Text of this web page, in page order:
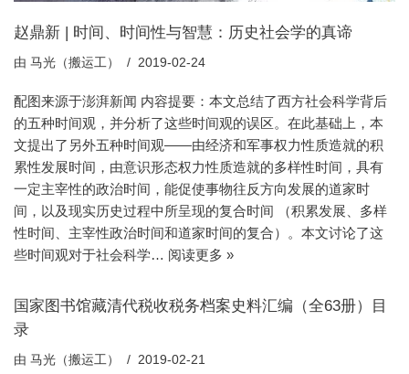
赵鼎新 | 时间、时间性与智慧：历史社会学的真谛
由 马光（搬运工） 2019-02-24
配图来源于澎湃新闻 内容提要：本文总结了西方社会科学背后
的五种时间观，并分析了这些时间观的误区。在此基础上，本
文提出了另外五种时间观——由经济和军事权力性质造就的积
累性发展时间，由意识形态权力性质造就的多样性时间，具有
一定主宰性的政治时间，能促使事物往反方向发展的道家时
间，以及现实历史过程中所呈现的复合时间 （积累发展、多样
性时间、主宰性政治时间和道家时间的复合）。本文讨论了这
些时间观对于社会科学… 阅读更多 »
国家图书馆藏清代税收税务档案史料汇编（全63册）目
录
由 马光（搬运工） 2019-02-21